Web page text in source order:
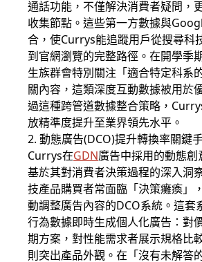
通話功能，不僅解決消費者疑問，
收集節點。這些第一方數據與
合，使Currys能追蹤用戶從搜尋科
到官網瀏覽的完整路徑。在開學季
生族群會特別關注「適合特定科系
關內容，這類深度互動數據被用於
過這種跨管道數據整合策略，
放精準度提升至業界領先水平。
2. 動態廣告(DCO)提升轉換率關鍵
Currys在GDN廣告中採用的動態
基於其對消費者決策過程的深入洞
技產品購買者常面臨「決策癱瘓」
動調整廣告內容的DCO系統。這套
行為數據即時生成個人化廣告：對
期方案，對性能需求者展示規格比
則突出產品外觀。在「沒有未解答